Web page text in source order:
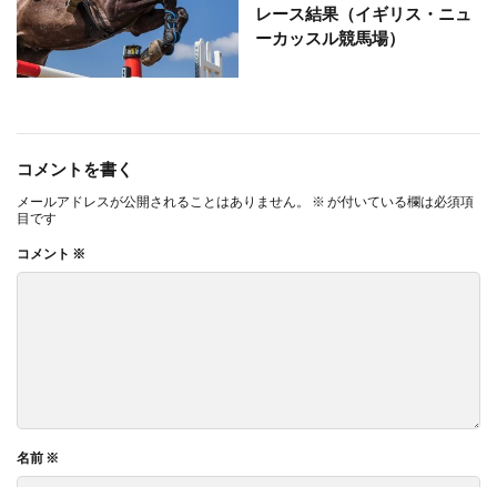
レース結果（イギリス・ニュ
ーカッスル競馬場）
コメントを書く
メールアドレスが公開されることはありません。 ※ が付いている欄は必須項
目です
コメント ※
名前 ※